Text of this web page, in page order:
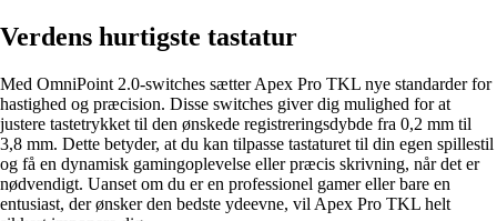
Verdens hurtigste tastatur
Med OmniPoint 2.0-switches sætter Apex Pro TKL nye standarder for
hastighed og præcision. Disse switches giver dig mulighed for at
justere tastetrykket til den ønskede registreringsdybde fra 0,2 mm til
3,8 mm. Dette betyder, at du kan tilpasse tastaturet til din egen spillestil
og få en dynamisk gamingoplevelse eller præcis skrivning, når det er
nødvendigt. Uanset om du er en professionel gamer eller bare en
entusiast, der ønsker den bedste ydeevne, vil Apex Pro TKL helt